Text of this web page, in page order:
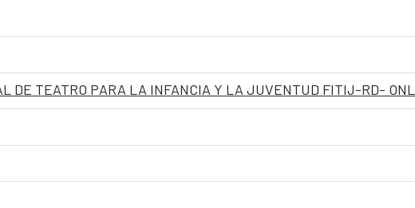
DE TEATRO PARA LA INFANCIA Y LA JUVENTUD FITIJ-RD-